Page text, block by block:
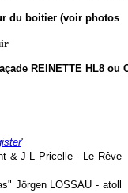
du boitier (voir photos
REINETTE HL8 ou
"
& J-L Pricelle - Le Rêve
Jörgen LOSSAU - atoll